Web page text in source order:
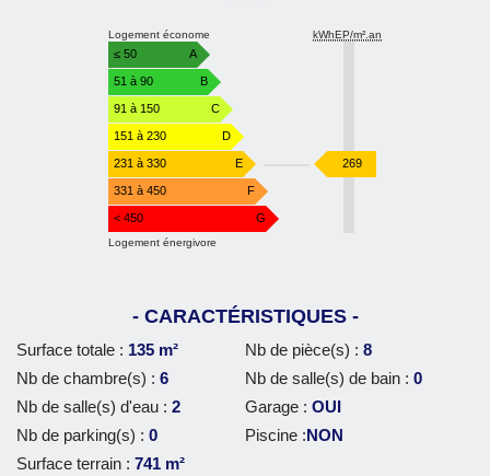
Diagnostic
Performance
Energie
Logement économe kWhEP/m².an
≤ 50 A
51 à 90 B
91 à 150 C
151 à 230 D
231 à 330 E
331 à 450 F
< 450 G
269kWhEP/m².an
Logement énergivore
CARACTÉRISTIQUES
Surface totale : 135 m² Nb de pièce(s) : 8
Nb de chambre(s) : 6 Nb de salle(s) de bain : 0
Nb de salle(s) d'eau : 2 Garage : OUI
Nb de parking(s) : 0 Piscine :NON
Surface terrain : 741 m²